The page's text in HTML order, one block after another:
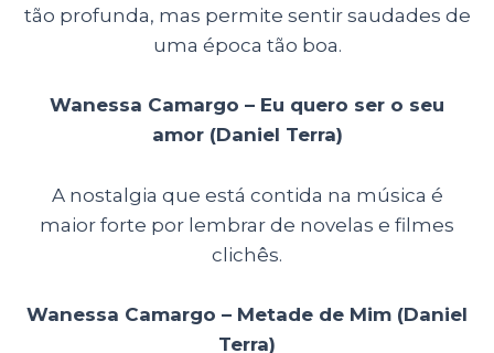
tão profunda, mas permite sentir saudades de
uma época tão boa.
Wanessa Camargo – Eu quero ser o seu
amor (Daniel Terra)
A nostalgia que está contida na música é
maior forte por lembrar de novelas e filmes
clichês.
Wanessa Camargo – Metade de Mim (Daniel
Terra)